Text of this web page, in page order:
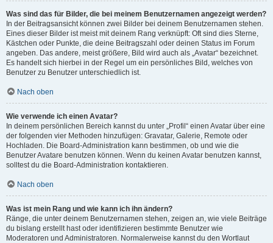
Was sind das für Bilder, die bei meinem Benutzernamen angezeigt werden?
In der Beitragsansicht können zwei Bilder bei deinem Benutzernamen stehen.
Eines dieser Bilder ist meist mit deinem Rang verknüpft: Oft sind dies Sterne,
Kästchen oder Punkte, die deine Beitragszahl oder deinen Status im Forum
angeben. Das andere, meist größere, Bild wird auch als „Avatar“ bezeichnet.
Es handelt sich hierbei in der Regel um ein persönliches Bild, welches von
Benutzer zu Benutzer unterschiedlich ist.
Nach oben
Wie verwende ich einen Avatar?
In deinem persönlichen Bereich kannst du unter „Profil“ einen Avatar über eine
der folgenden vier Methoden hinzufügen: Gravatar, Galerie, Remote oder
Hochladen. Die Board-Administration kann bestimmen, ob und wie die
Benutzer Avatare benutzen können. Wenn du keinen Avatar benutzen kannst,
solltest du die Board-Administration kontaktieren.
Nach oben
Was ist mein Rang und wie kann ich ihn ändern?
Ränge, die unter deinem Benutzernamen stehen, zeigen an, wie viele Beiträge
du bislang erstellt hast oder identifizieren bestimmte Benutzer wie
Moderatoren und Administratoren. Normalerweise kannst du den Wortlaut